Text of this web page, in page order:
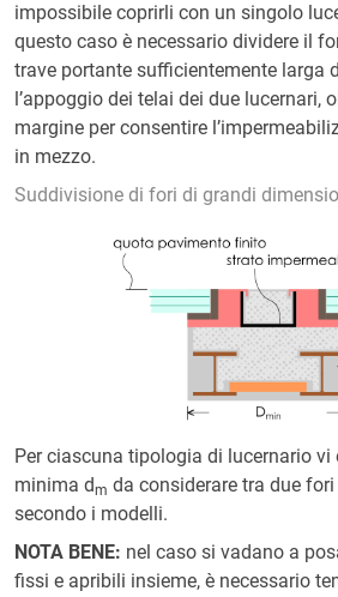
impossibile coprirli con un singolo
questo caso è necessario dividere il
trave portante sufficientemente larga
l’appoggio dei telai dei due lucernari,
margine per consentire
in mezzo.
Suddivisione di fori di grandi
Per ciascuna tipologia di lucernario vi
minima dm da considerare tra due
secondo i modelli.
NOTA BENE: nel caso si vadano a
fissi e apribili insieme, è necessario